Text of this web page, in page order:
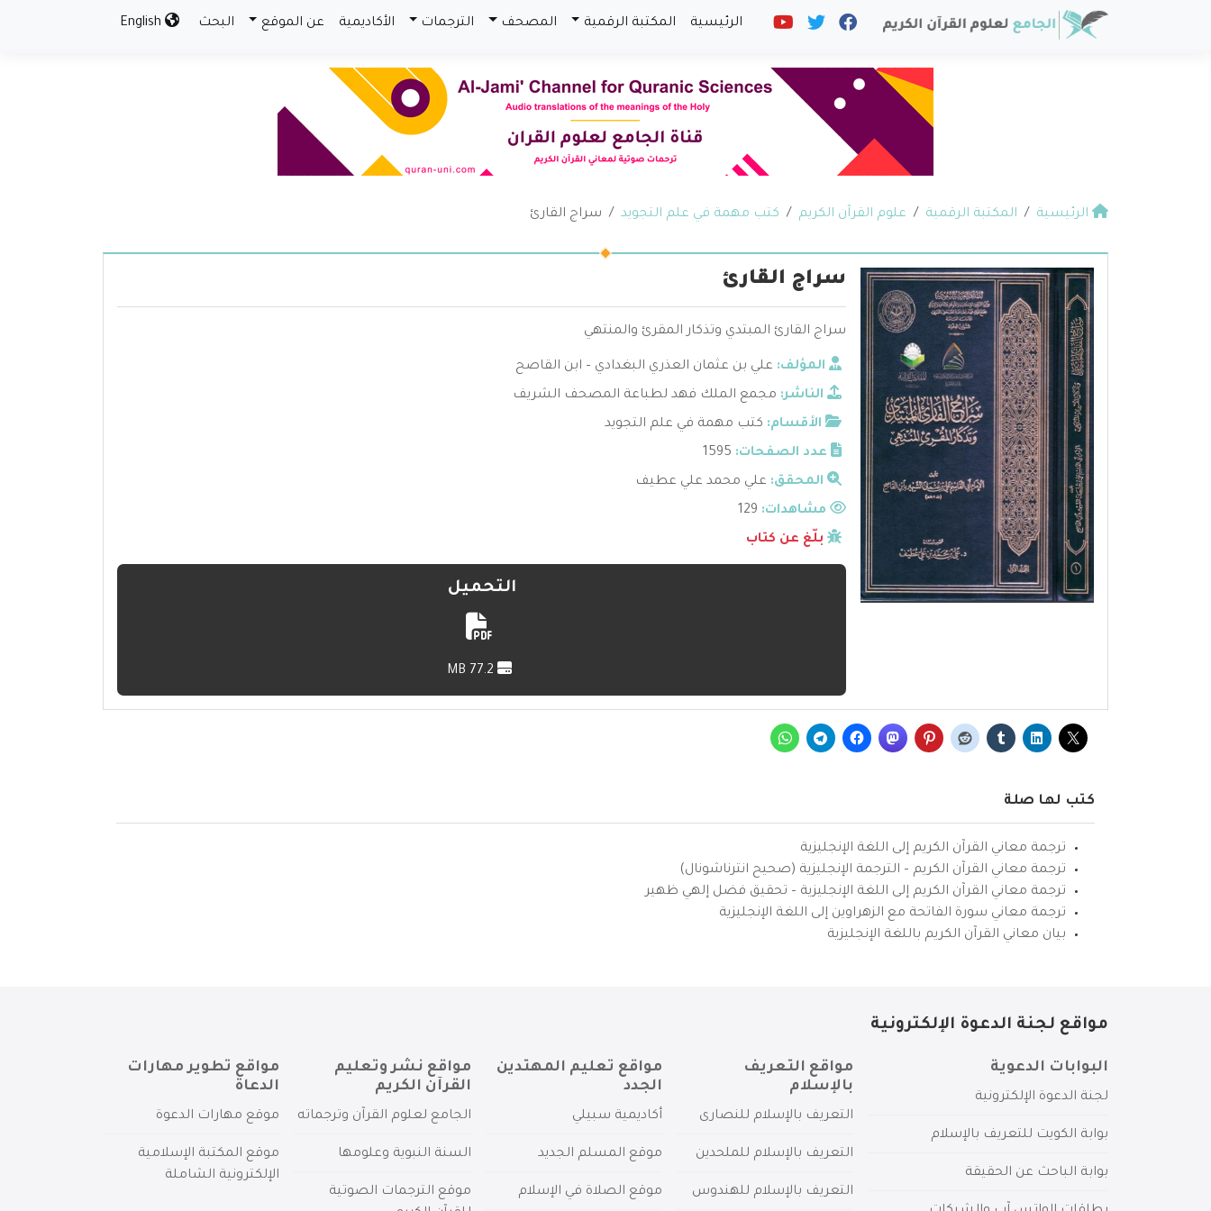
الرئيسية المكتبة الرقمية المصحف الترجمات الأكاديمية عن الموقع البحث
الرئيسية المكتبة الرقمية علوم القرآن الكريم كتب مهمة في علم التجويد سراج القارئ
سراج القارئ
سراج القارئ المبتدي وتذكار المقرئ والمنتهي
المؤلف: علي بن عثمان العذري البغدادي – ابن القاصح
الناشر: مجمع الملك فهد لطباعة المصحف الشريف
الأقسام: كتب مهمة في علم التجويد
عدد الصفحات: 1595
المحقق: علي محمد علي عطيف
مشاهدات:
بلّغ عن كتاب
التحميل
كتب لها صلة
ترجمة معاني القرآن الكريم إلى اللغة الإنجليزية
ترجمة معاني القرآن الكريم – الترجمة الإنجليزية (صحيح انترناشونال)
ترجمة معاني القرآن الكريم إلى اللغة الإنجليزية – تحقيق فضل إلهي ظهير
ترجمة معاني سورة الفاتحة مع الزهراوين إلى اللغة الإنجليزية
بيان معاني القرآن الكريم باللغة الإنجليزية
مواقع لجنة الدعوة الإلكترونية
البوابات الدعوية
لجنة الدعوة الإلكترونية
بوابة الكويت للتعريف بالإسلام
بوابة الباحث عن الحقيقة
مواقع التعريف
بالإسلام
التعريف بالإسلام للنصارى
التعريف بالإسلام للملحدين
التعريف بالإسلام للهندوس
مواقع تعليم المهتدين
الجدد
أكاديمية سبيلي
موقع المسلم الجديد
موقع الصلاة في الإسلام
مواقع نشر وتعليم
القرآن الكريم
الجامع لعلوم القرآن وترجماته
السنة النبوية وعلومها
موقع الترجمات الصوتية
مواقع تطوير مهارات
الدعاة
موقع مهارات الدعوة
موقع المكتبة الإسلامية
الإلكترونية الشاملة